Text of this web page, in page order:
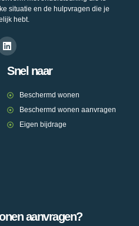
situatie en de hulpvragen die je
hebt.
Snel naar
Beschermd wonen
Beschermd wonen aanvragen
Eigen bijdrage
aanvragen?